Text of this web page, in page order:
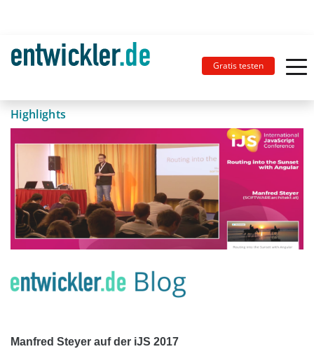
Gratis testen
Highlights
Manfred Steyer auf der iJS 2017